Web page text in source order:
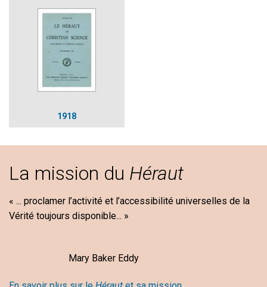
1918
La mission du Héraut
« ... proclamer l’activité et l’accessibilité universelles de la
Vérité toujours disponible... »
Mary Baker Eddy